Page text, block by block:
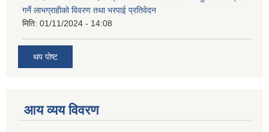
गर्ने लाभग्राहीको विवरण तथा भरपाई प्रतिवेदन
मिति: 01/11/2024 - 14:08
थप पोष्ट
आय व्यय विवरण